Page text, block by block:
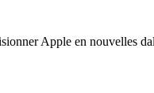
Apple en nouvelles